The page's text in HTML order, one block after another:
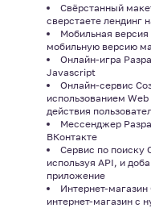
Свёрстанный
сверстаете лендинг
Мобильная
мобильную версию
Онлайн-игра
Javascript
Онлайн-сервис
использованием
действия
Мессенджер
ВКонтакте
Сервис по поиску
используя API, и
приложение
Интернет-
интернет-магазин с